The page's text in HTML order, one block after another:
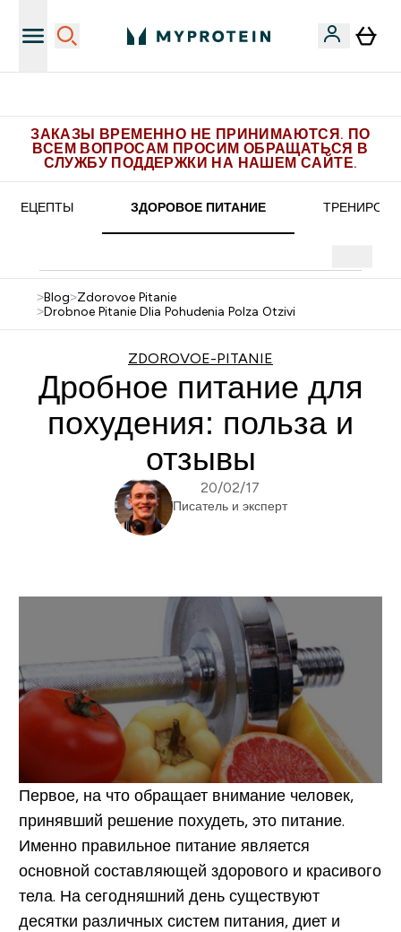
ЗАКАЗЫ ВРЕМЕННО НЕ ПРИНИМАЮТСЯ. ПО
ВСЕМ ВОПРОСАМ ПРОСИМ ОБРАЩАТЬСЯ В
СЛУЖБУ ПОДДЕРЖКИ НА НАШЕМ САЙТЕ.
РЕЦЕПТЫ ЗДОРОВОЕ ПИТАНИЕ
>Blog>Zdorovoe Pitanie
>Drobnoe Pitanie Dlia Pohudenia Polza Otzivi
ZDOROVOE-PITANIE
Дробное питание для
похудения: польза и
отзывы
20/02/17
Писатель и эксперт
Первое, на что обращает внимание человек,
принявший решение похудеть, это питание.
Именно правильное питание является
основной составляющей здорового и красивого
тела. На сегодняшний день существуют
десятки различных систем питания, диет и